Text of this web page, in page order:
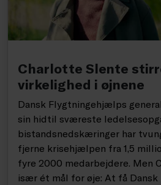
Charlotte Slente
virkelighed i øjnene
Dansk Flygtningehjælps
sin hidtil sværeste
bistandsnedskæringer har
fjerne krisehjælpen fra 1,5
fyre 2000 medarbejdere. Men
især ét mål for øje: At få